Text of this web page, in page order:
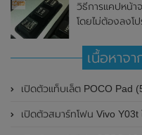
วิธีการแคปหน้
โดยไม่ต้องลงโ
เนื้อหาจ
เปิดตัวแท็บเล็ต POCO Pad (5G) อย่างเป็นทางการแล้วในประเทศ
เปิดตัวสมาร์ทโฟน Vivo Y03t ในประเทศฟิลิปปินส์อย่างเป็นทางการแล้ว มาพร้อมชิ